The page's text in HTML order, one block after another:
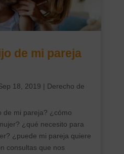
de mi pareja
18, 2019 | Derecho de
de mi pareja? ¿cómo
¿qué necesito para
¿puede mi pareja quiere
consultas que nos